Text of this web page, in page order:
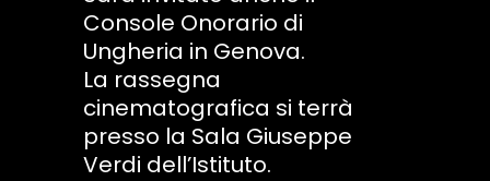
Console Onorario di
Ungheria in Genova.
La rassegna
cinematografica si terrà
presso la Sala Giuseppe
Verdi dell’Istituto.